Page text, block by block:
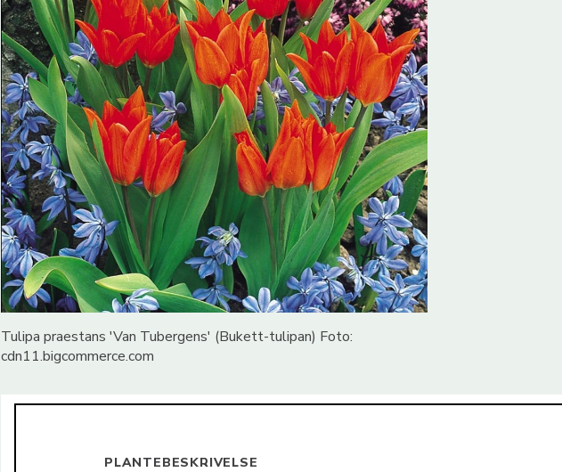
Tulipa praestans 'Van Tubergens' (Bukett-tulipan) Foto:
cdn11.bigcommerce.com
PLANTEBESKRIVELSE